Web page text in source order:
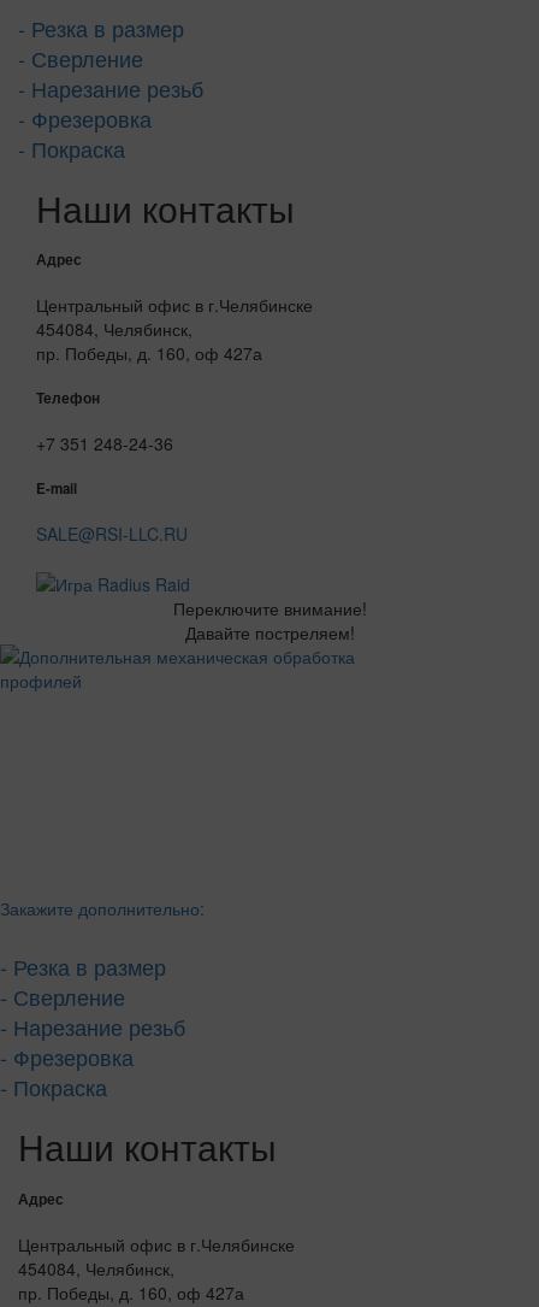
- Резка в размер
- Сверление
- Нарезание резьб
- Фрезеровка
- Покраска
Наши контакты
Адрес
Центральный офис в г.Челябинске
454084, Челябинск,
пр. Победы, д. 160, оф 427а
Телефон
+7 351 248-24-36
E-mail
SALE@RSI-LLC.RU
Переключите внимание!
Давайте постреляем!
Закажите дополнительно:
- Резка в размер
- Сверление
- Нарезание резьб
- Фрезеровка
- Покраска
Наши контакты
Адрес
Центральный офис в г.Челябинске
454084, Челябинск,
пр. Победы, д. 160, оф 427а